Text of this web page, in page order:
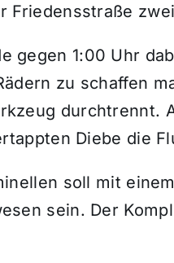
Friedensstraße
gegen 1:00 Uhr
zu schaffen
durchtrennt.
Diebe die
soll mit
sein. Der